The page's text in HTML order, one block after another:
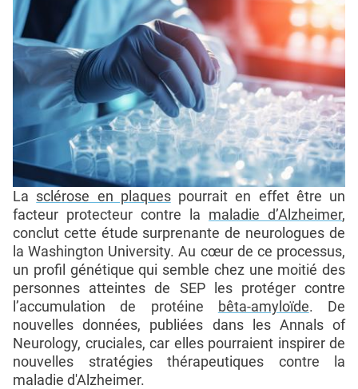
La sclérose en plaquespourrait en effet être un
facteur protecteur contre la maladie d’Alzheimer,
conclut cette étude surprenante de neurologues de
la Washington University. Au cœur de ce processus,
un profil génétique qui semble chez une moitié des
personnes atteintes de SEP les protéger contre
l’accumulation de protéine
bêta-amyloïde. De
nouvelles données, publiées dans les Annals of
Neurology, cruciales, car elles pourraient inspirer de
nouvelles stratégies thérapeutiques contre la
maladie d'Alzheimer.